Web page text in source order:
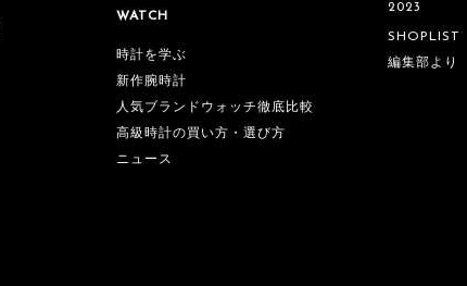
WATCH
時計を学ぶ
新作腕時計
人気ブランドウォッチ徹底比較
高級時計の買い方・選び方
ニュース
2023
SHOPLIST
編集部より